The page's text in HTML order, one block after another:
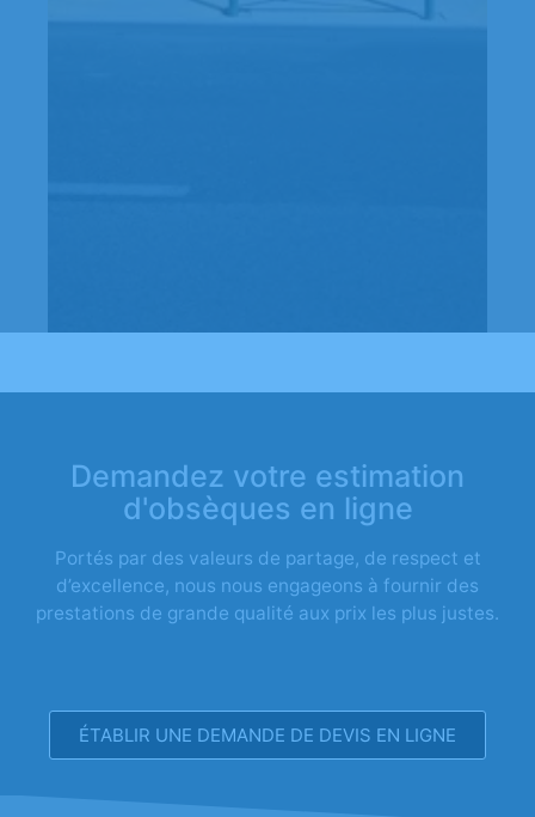
Demandez votre estimation
d'obsèques en ligne
Portés par des valeurs de partage, de respect et
d’excellence, nous nous engageons à fournir des
prestations de grande qualité aux prix les plus justes.
ÉTABLIR UNE DEMANDE DE DEVIS EN LIGNE